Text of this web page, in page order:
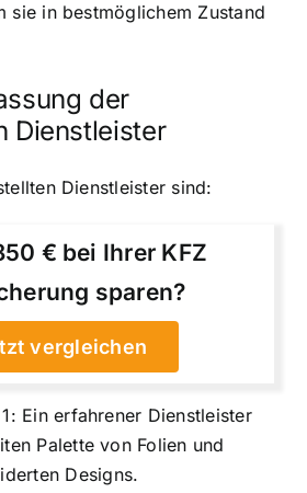
sie in bestmöglichem Zustand
der
Dienstleister
Dienstleister sind:
€ bei Ihrer KFZ
sparen?
vergleichen
Ein erfahrener Dienstleister
Palette von Folien und
Designs.